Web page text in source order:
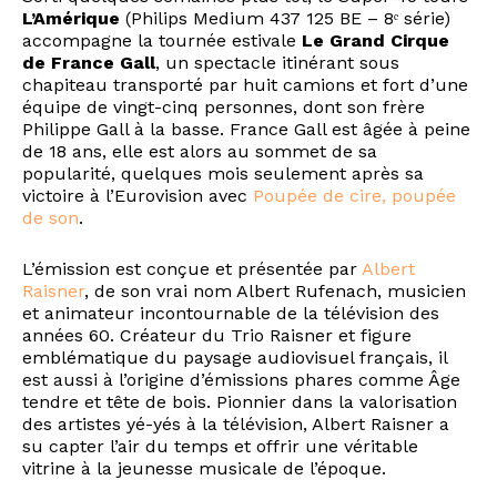
L’Amérique (Philips Medium 437 125 BE – 8ᵉ série)
accompagne la tournée estivale Le Grand Cirque
de France Gall, un spectacle itinérant sous
chapiteau transporté par huit camions et fort d’une
équipe de vingt-cinq personnes, dont son frère
Philippe Gall à la basse. France Gall est âgée à peine
de 18 ans, elle est alors au sommet de sa
popularité, quelques mois seulement après sa
victoire à l’Eurovision avec Poupée de cire, poupée
de son.
L’émission est conçue et présentée par Albert
Raisner, de son vrai nom Albert Rufenach, musicien
et animateur incontournable de la télévision des
années 60. Créateur du Trio Raisner et figure
emblématique du paysage audiovisuel français, il
est aussi à l’origine d’émissions phares comme Âge
tendre et tête de bois. Pionnier dans la valorisation
des artistes yé-yés à la télévision, Albert Raisner a
su capter l’air du temps et offrir une véritable
vitrine à la jeunesse musicale de l’époque.